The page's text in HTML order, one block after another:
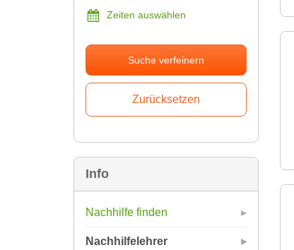
Zeiten auswählen
Suche verfeinern
Info
Nachhilfe finden
Nachhilfelehrer